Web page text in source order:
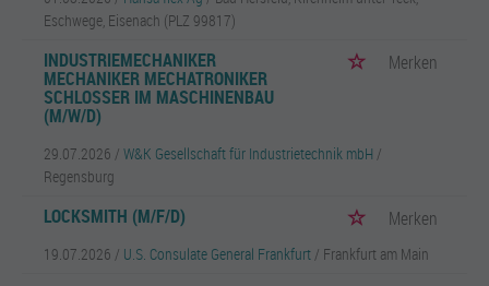
Eschwege, Eisenach (PLZ 99817)
INDUSTRIEMECHANIKER
MECHANIKER MECHATRONIKER
SCHLOSSER IM MASCHINENBAU
(M/W/D)
Merken
29.07.2026 / W&K Gesellschaft für Industrietechnik mbH /
Regensburg
LOCKSMITH (M/F/D) Merken
19.07.2026 / U.S. Consulate General Frankfurt / Frankfurt am Main